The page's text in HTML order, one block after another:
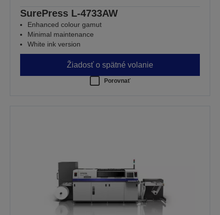
SurePress L-4733AW
Enhanced colour gamut
Minimal maintenance
White ink version
Žiadosť o spätné volanie
Porovnať